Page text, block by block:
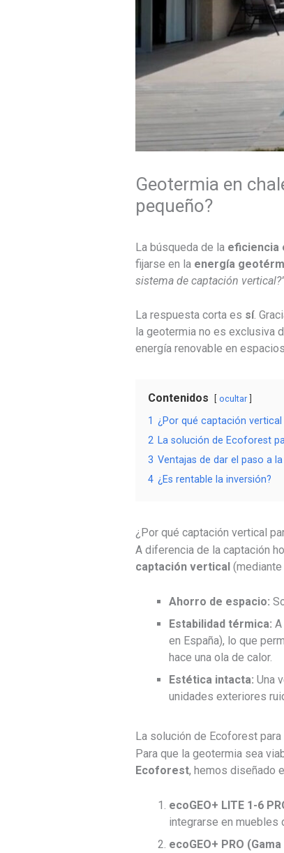
Geotermia en
pequeño?
La búsqueda de la eficiencia
fijarse en la energía
sistema de captación
La respuesta corta es sí.
la geotermia no es exclusiva
energía renovable en
Contenidos ocultar
1 ¿Por qué captación
2 La solución de Ecoforest
3 Ventajas de dar el paso a
4 ¿Es rentable la inversión?
¿Por qué captación vertical
A diferencia de la captación
captación vertical
Ahorro de espacio:
Estabilidad térmica:
en España), lo que
hace una ola de calor.
Estética intacta: Una
unidades exteriores
La solución de Ecoforest
Para que la geotermia sea
Ecoforest, hemos diseñado
ecoGEO+ LITE 1-6
integrarse en muebles
ecoGEO+ PRO